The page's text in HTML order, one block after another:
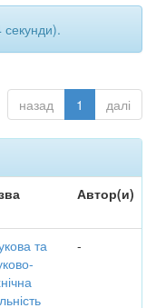
секунди).
назад 1 далі
Автор(и)
та
-